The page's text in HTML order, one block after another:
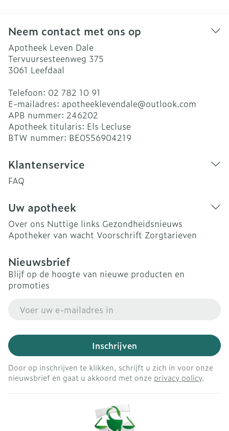
Neem contact met ons op
Apotheek Leven Dale
Tervuursesteenweg 375
3061 Leefdaal
Telefoon: 02 782 10 91
E-mailadres: apotheeklevendale@outlook.com
APB nummer: 246202
Apotheek titularis: Els Lecluse
BTW nummer: BE0556904219
Klantenservice
FAQ
Uw apotheek
Over ons Nuttige links Gezondheidsnieuws
Apotheker van wacht Voorschrift Zorgtarieven
Nieuwsbrief
Blijf op de hoogte van nieuwe producten en
promoties
Inschrijven
Door op inschrijven te klikken, schrijft u zich in voor onze
nieuwsbrief en gaat u akkoord met onze privacy policy.